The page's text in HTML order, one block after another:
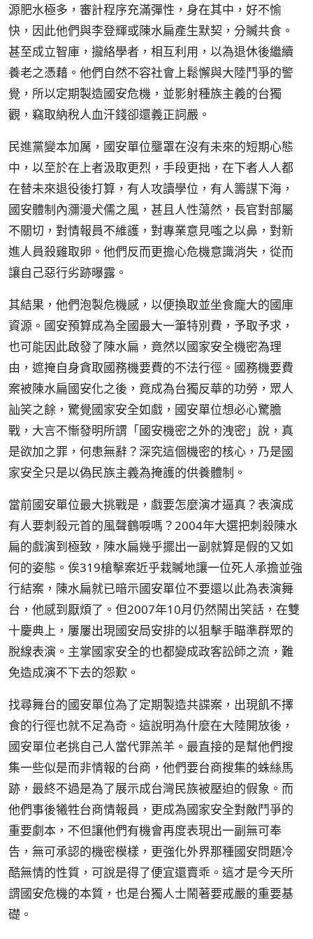
源肥水極多，審計程序充滿彈性，身在其中，好不愉
快，因此他們與李登輝或陳水扁產生默契，分贓共食。
甚至成立智庫，攏絡學者，相互利用，以為退休後繼續
養老之憑藉。他們自然不容社會上鬆懈與大陸鬥爭的警
覺，所以定期製造國安危機，並影射種族主義的台獨
觀，竊取納稅人血汗錢卻還義正詞嚴。
民進黨變本加厲，國安單位壟罩在沒有未來的短期心態
中，以至於在上者汲取更烈，手段更拙，在下者人人都
在替未來退役後打算，有人攻讀學位，有人籌謀下海，
國安體制內瀰漫犬儒之風，甚且人性蕩然，長官對部屬
不關切，對情報員不維護，對專業意見嗤之以鼻，對新
進人員殺雞取卵。他們反而更擔心危機意識消失，從而
讓自己惡行劣跡曝露。
其結果，他們泡製危機感，以便換取並坐食龐大的國庫
資源。國安預算成為全國最大一筆特別費，予取予求，
也可能因此啟發了陳水扁，竟然以國家安全機密為理
由，遮掩自身貪取國務機要費的不法行徑。國務機要費
案被陳水扁國安化之後，竟成為台獨反華的功勞，眾人
訕笑之餘，驚覺國家安全如戲，國安單位想必心驚膽
戰，大言不慚發明所謂「國安機密之外的洩密」說，真
是欲加之罪，何患無辭？深究這個機密的核心，乃是國
家安全只是以偽民族主義為掩護的供養體制。
當前國安單位最大挑戰是，戲要怎麼演才逼真？表演成
有人要刺殺元首的風聲鶴唳嗎？2004年大選把刺殺陳水
扁的戲演到極致，陳水扁幾乎擺出一副就算是假的又如
何的姿態。俟319槍擊案近乎栽贓地讓一位死人承擔並強
行結案，陳水扁就已暗示國安單位不要還以此為表演舞
台，他感到厭煩了。但2007年10月仍然鬧出笑話，在雙
十慶典上，屢屢出現國安局安排的以狙擊手瞄準群眾的
脫線表演。主掌國家安全的也都變成政客訟師之流，難
免造成演不下去的怨歎。
找尋舞台的國安單位為了定期製造共諜案，出現飢不擇
食的行徑也就不足為奇。這說明為什麼在大陸開放後，
國安單位老挑自己人當代罪羔羊。最直接的是幫他們搜
集一些似是而非情報的台商，他們要台商搜集的蛛絲馬
跡，最終不過是為了展示成台灣民族被壓迫的假象。而
他們事後犧牲台商情報員，更成為國家安全對敵鬥爭的
重要劇本，不但讓他們有機會再度表現出一副無可奉
告，無可承認的機密模樣，更強化外界那種國安問題冷
酷無情的性質，可說是得了便宜還賣乖。這才是今天所
謂國安危機的本質，也是台獨人士鬧著要戒嚴的重要基
礎。